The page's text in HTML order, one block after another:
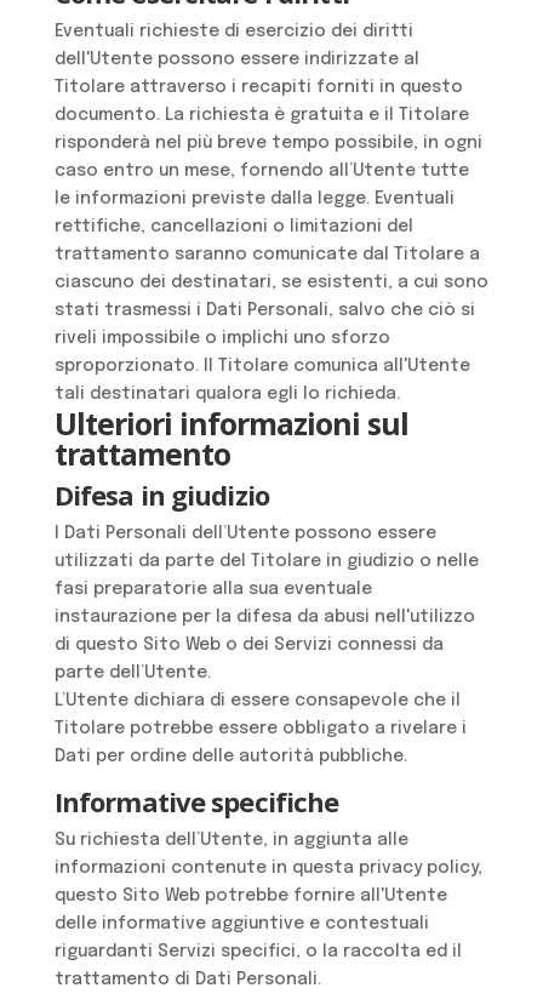
Eventuali richieste di esercizio dei diritti
dell'Utente possono essere indirizzate al
Titolare attraverso i recapiti forniti in questo
documento. La richiesta è gratuita e il Titolare
risponderà nel più breve tempo possibile, in ogni
caso entro un mese, fornendo all’Utente tutte
le informazioni previste dalla legge. Eventuali
rettifiche, cancellazioni o limitazioni del
trattamento saranno comunicate dal Titolare a
ciascuno dei destinatari, se esistenti, a cui sono
stati trasmessi i Dati Personali, salvo che ciò si
riveli impossibile o implichi uno sforzo
sproporzionato. Il Titolare comunica all'Utente
tali destinatari qualora egli lo richieda.
Ulteriori informazioni sul
trattamento
Difesa in giudizio
I Dati Personali dell’Utente possono essere
utilizzati da parte del Titolare in giudizio o nelle
fasi preparatorie alla sua eventuale
instaurazione per la difesa da abusi nell'utilizzo
di questo Sito Web o dei Servizi connessi da
parte dell’Utente.
L’Utente dichiara di essere consapevole che il
Titolare potrebbe essere obbligato a rivelare i
Dati per ordine delle autorità pubbliche.
Informative specifiche
Su richiesta dell’Utente, in aggiunta alle
informazioni contenute in questa privacy policy,
questo Sito Web potrebbe fornire all'Utente
delle informative aggiuntive e contestuali
riguardanti Servizi specifici, o la raccolta ed il
trattamento di Dati Personali.